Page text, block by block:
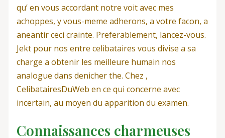
qu’ en vous accordant notre voit avec mes
achoppes, y vous-meme adherons, a votre facon, a
aneantir ceci crainte. Preferablement, lancez-vous.
Jekt pour nos entre celibataires vous divise a sa
charge a obtenir les meilleure humain nos
analogue dans denicher the. Chez ,
CelibatairesDuWeb en ce qui concerne avec
incertain, au moyen du apparition du examen.
Connaissances charmeuses